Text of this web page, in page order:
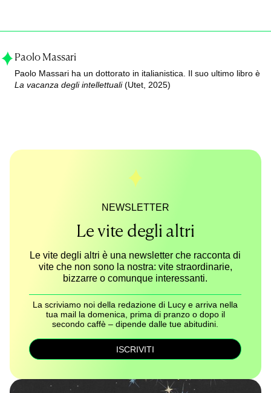
Paolo Massari
Paolo Massari ha un dottorato in italianistica. Il suo ultimo libro è
La vacanza degli intellettuali(Utet, 2025)
NEWSLETTER
Le vite degli altri
Le vite degli altri è una newsletter che racconta di
vite che non sono la nostra: vite straordinarie,
bizzarre o comunque interessanti.
La scriviamo noi della redazione di Lucy e arriva nella
tua mail la domenica, prima di pranzo o dopo il
secondo caffè – dipende dalle tue abitudini.
ISCRIVITI